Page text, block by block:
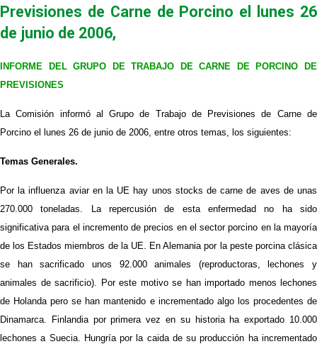
Previsiones de Carne de Porcino el lunes 26
de junio de 2006,
INFORME DEL GRUPO DE TRABAJO DE CARNE DE PORCINO DE
PREVISIONES
La Comisión informó al Grupo de Trabajo de Previsiones de Carne de
Porcino el lunes 26 de junio de 2006, entre otros temas, los siguientes:
Temas Generales.
Por la influenza aviar en la UE hay unos stocks de carne de aves de unas
270.000 toneladas. La repercusión de esta enfermedad no ha sido
significativa para el incremento de precios en el sector porcino en la mayoría
de los Estados miembros de la UE. En Alemania por la peste porcina clásica
se han sacrificado unos 92.000 animales (reproductoras, lechones y
animales de sacrificio). Por este motivo se han importado menos lechones
de Holanda pero se han mantenido e incrementado algo los procedentes de
Dinamarca. Finlandia por primera vez en su historia ha exportado 10.000
lechones a Suecia. Hungría por la caida de su producción ha incrementado